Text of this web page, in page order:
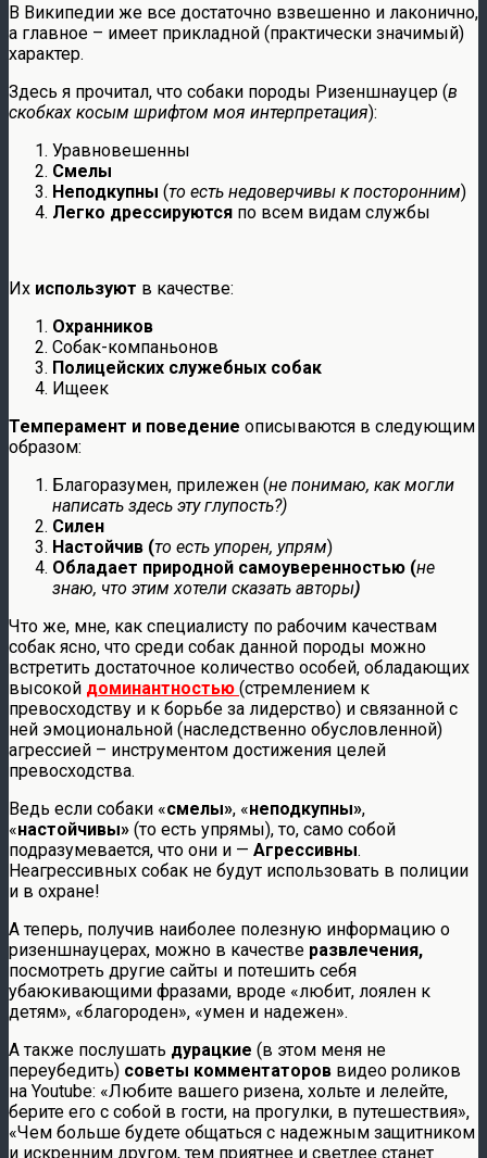
В Википедии же все достаточно взвешенно и лаконично,
а главное – имеет прикладной (практически значимый)
характер.
Здесь я прочитал, что собаки породы Ризеншнауцер (в
скобках косым шрифтом моя интерпретация):
Уравновешенны
Смелы
Неподкупны (то есть недоверчивы к посторонним)
Легко дрессируются по всем видам службы
Их используют в качестве:
Охранников
Собак-компаньонов
Полицейских служебных собак
Ищеек
Темперамент и поведение описываются в следующим
образом:
Благоразумен, прилежен (не понимаю, как могли
написать здесь эту глупость?)
Силен
Настойчив (то есть упорен, упрям)
Обладает природной самоуверенностью (не
знаю, что этим хотели сказать авторы)
Что же, мне, как специалисту по рабочим качествам
собак ясно, что среди собак данной породы можно
встретить достаточное количество особей, обладающих
высокой доминантностью (стремлением к
превосходству и к борьбе за лидерство) и связанной с
ней эмоциональной (наследственно обусловленной)
агрессией – инструментом достижения целей
превосходства.
Ведь если собаки «смелы», «неподкупны»,
«настойчивы» (то есть упрямы), то, само собой
подразумевается, что они и — Агрессивны.
Неагрессивных собак не будут использовать в полиции
и в охране!
А теперь, получив наиболее полезную информацию о
ризеншнауцерах, можно в качестве развлечения,
посмотреть другие сайты и потешить себя
убаюкивающими фразами, вроде «любит, лоялен к
детям», «благороден», «умен и надежен».
А также послушать дурацкие (в этом меня не
переубедить) советы комментаторов видео роликов
на Youtube: «Любите вашего ризена, хольте и лелейте,
берите его с собой в гости, на прогулки, в путешествия»,
«Чем больше будете общаться с надежным защитником
и искренним другом, тем приятнее и светлее станет